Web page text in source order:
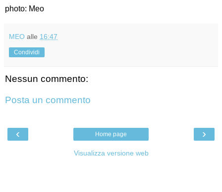
photo: Meo
MEO alle 16:47
Condividi
Nessun commento:
Posta un commento
‹ ›
Home page
Visualizza versione web